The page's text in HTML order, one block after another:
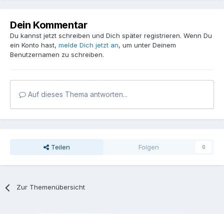
Dein Kommentar
Du kannst jetzt schreiben und Dich später registrieren. Wenn Du
ein Konto hast, melde Dich jetzt an, um unter Deinem
Benutzernamen zu schreiben.
Auf dieses Thema antworten...
Teilen Folgen 0
Zur Themenübersicht